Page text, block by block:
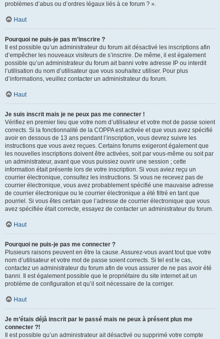
problèmes d’abus ou d’ordres légaux liés à ce forum ? ».
Haut
Pourquoi ne puis-je pas m’inscrire ?
Il est possible qu’un administrateur du forum ait désactivé les inscriptions afin
d’empêcher les nouveaux visiteurs de s’inscrire. De même, il est également
possible qu’un administrateur du forum ait banni votre adresse IP ou interdit
l’utilisation du nom d’utilisateur que vous souhaitez utiliser. Pour plus
d’informations, veuillez contacter un administrateur du forum.
Haut
Je suis inscrit mais je ne peux pas me connecter !
Vérifiez en premier lieu que votre nom d’utilisateur et votre mot de passe soient
corrects. Si la fonctionnalité de la COPPA est activée et que vous avez spécifié
avoir en dessous de 13 ans pendant l’inscription, vous devrez suivre les
instructions que vous avez reçues. Certains forums exigeront également que
les nouvelles inscriptions doivent être activées, soit par vous-même ou soit par
un administrateur, avant que vous puissiez ouvrir une session ; cette
information était présente lors de votre inscription. Si vous aviez reçu un
courrier électronique, consultez les instructions. Si vous ne recevez pas de
courrier électronique, vous avez probablement spécifié une mauvaise adresse
de courrier électronique ou le courrier électronique a été filtré en tant que
pourriel. Si vous êtes certain que l’adresse de courrier électronique que vous
avez spécifiée était correcte, essayez de contacter un administrateur du forum.
Haut
Pourquoi ne puis-je pas me connecter ?
Plusieurs raisons peuvent en être la cause. Assurez-vous avant tout que votre
nom d’utilisateur et votre mot de passe soient corrects. Si tel est le cas,
contactez un administrateur du forum afin de vous assurer de ne pas avoir été
banni. Il est également possible que le propriétaire du site internet ait un
problème de configuration et qu’il soit nécessaire de la corriger.
Haut
Je m’étais déjà inscrit par le passé mais ne peux à présent plus me
connecter ?!
Il est possible qu’un administrateur ait désactivé ou supprimé votre compte